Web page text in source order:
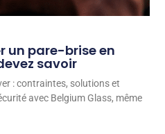
un pare-brise en
savoir
: contraintes, solutions et
avec Belgium Glass, même